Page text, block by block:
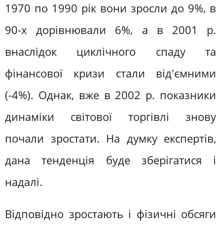
1970 по 1990 рік вони зросли до 9%, в
90-х дорівнювали 6%, а в 2001 р.
внаслідок циклічного спаду та
фінансової кризи стали від'ємними
(-4%). Однак, вже в 2002 р. показники
динаміки світової торгівлі знову
почали зростати. На думку експертів,
дана тенденція буде зберігатися і
надалі.
Відповідно зростають і фізичні обсяги